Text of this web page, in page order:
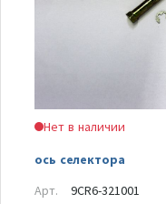
Нет в наличии
ось селектора
Арт.
9CR6-321001